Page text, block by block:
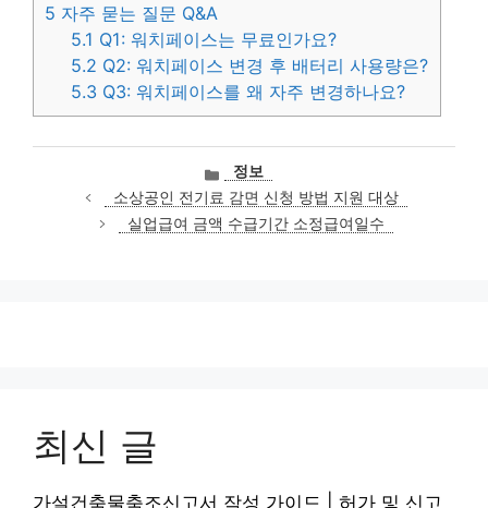
5 자주 묻는 질문 Q&A
5.1 Q1: 워치페이스는 무료인가요?
5.2 Q2: 워치페이스 변경 후 배터리 사용량은?
5.3 Q3: 워치페이스를 왜 자주 변경하나요?
카
테
고
리
정보
소상공인 전기료 감면 신청 방법 지원 대상
실업급여 금액 수급기간 소정급여일수
최신 글
가설건축물축조신고서 작성 가이드 | 허가 및 신고